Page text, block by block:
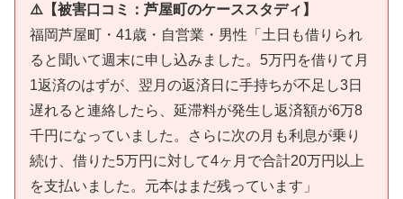
⚠️【被害口コミ：芦屋町のケーススタディ】
福岡芦屋町・41歳・自営業・男性「土日も借りられ
ると聞いて週末に申し込みました。5万円を借りて月
1返済のはずが、翌月の返済日に手持ちが不足し3日
遅れると連絡したら、延滞料が発生し返済額が6万8
千円になっていました。さらに次の月も利息が乗り
続け、借りた5万円に対して4ヶ月で合計20万円以上
を支払いました。元本はまだ残っています」